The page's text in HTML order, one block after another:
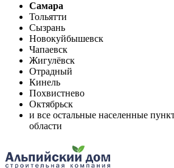
Самара
Тольятти
Сызрань
Новокуйбышевск
Чапаевск
Жигулёвск
Отрадный
Кинель
Похвистнево
Октябрьск
и все остальные населенные
области